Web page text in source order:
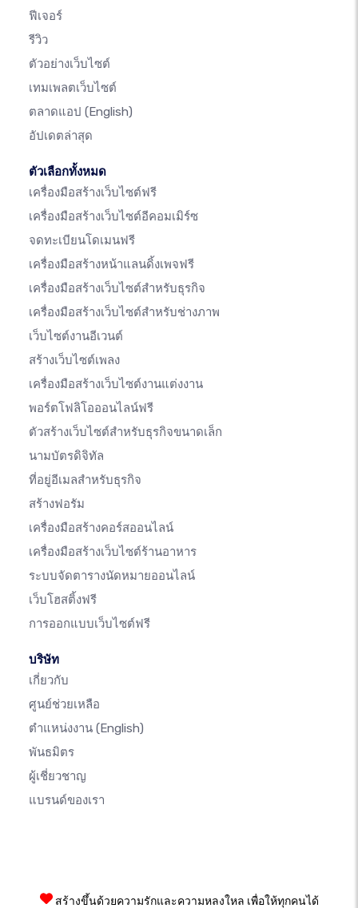
ฟีเจอร์
รีวิว
ตัวอย่างเว็บไซต์
เทมเพลตเว็บไซต์
ตลาดแอป (English)
อัปเดตล่าสุด
ตัวเลือกทั้งหมด
เครื่องมือสร้างเว็บไซต์ฟรี
เครื่องมือสร้างเว็บไซต์อีคอมเมิร์ซ
จดทะเบียนโดเมนฟรี
เครื่องมือสร้างหน้าแลนดิ้งเพจฟรี
เครื่องมือสร้างเว็บไซต์สำหรับธุรกิจ
เครื่องมือสร้างเว็บไซต์สำหรับช่างภาพ
เว็บไซต์งานอีเวนต์
สร้างเว็บไซต์เพลง
เครื่องมือสร้างเว็บไซต์งานแต่งงาน
พอร์ตโฟลิโอออนไลน์ฟรี
ตัวสร้างเว็บไซต์สำหรับธุรกิจขนาดเล็ก
นามบัตรดิจิทัล
ที่อยู่อีเมลสำหรับธุรกิจ
สร้างฟอรัม
เครื่องมือสร้างคอร์สออนไลน์
เครื่องมือสร้างเว็บไซต์ร้านอาหาร
ระบบจัดตารางนัดหมายออนไลน์
เว็บโฮสติ้งฟรี
การออกแบบเว็บไซต์ฟรี
บริษัท
เกี่ยวกับ
ศูนย์ช่วยเหลือ
ตำแหน่งงาน (English)
พันธมิตร
ผู้เชี่ยวชาญ
แบรนด์ของเรา
สร้างขึ้นด้วยความรักและความหลงใหล เพื่อให้ทุกคนได้